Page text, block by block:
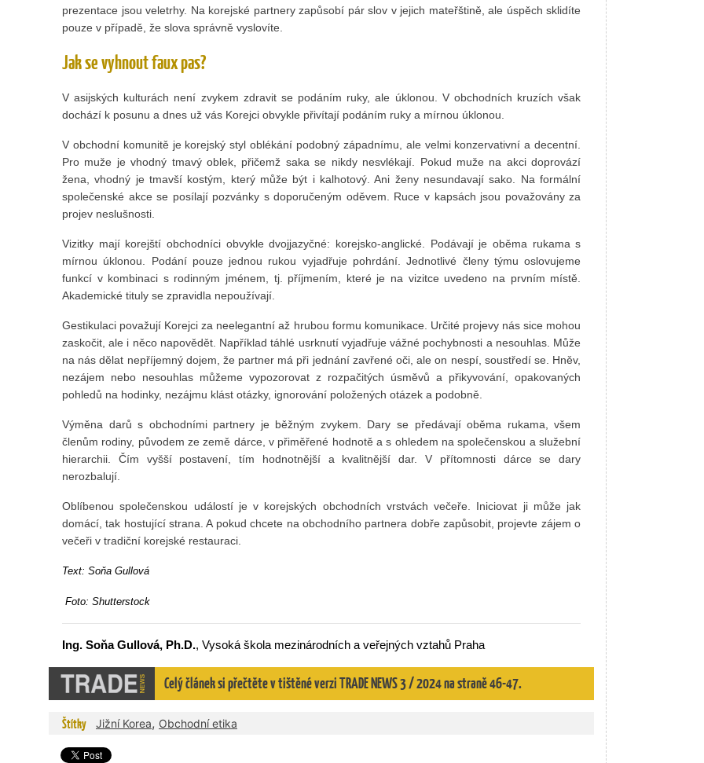
prezentace jsou veletrhy. Na korejské partnery zapůsobí pár slov v jejich mateřštině, ale úspěch sklidíte
pouze v případě, že slova správně vyslovíte.
Jak se vyhnout faux pas?
V asijských kulturách není zvykem zdravit se podáním ruky, ale úklonou. V obchodních kruzích však
dochází k posunu a dnes už vás Korejci obvykle přivítají podáním ruky a mírnou úklonou.
V obchodní komunitě je korejský styl oblékání podobný západnímu, ale velmi konzervativní a decentní.
Pro muže je vhodný tmavý oblek, přičemž saka se nikdy nesvlékají. Pokud muže na akci doprovází
žena, vhodný je tmavší kostým, který může být i kalhotový. Ani ženy nesundavají sako. Na formální
společenské akce se posílají pozvánky s doporučeným oděvem. Ruce v kapsách jsou považovány za
projev neslušnosti.
Vizitky mají korejští obchodníci obvykle dvojjazyčné: korejsko-anglické. Podávají je oběma rukama s
mírnou úklonou. Podání pouze jednou rukou vyjadřuje pohrdání. Jednotlivé členy týmu oslovujeme
funkcí v kombinaci s rodinným jménem, tj. příjmením, které je na vizitce uvedeno na prvním místě.
Akademické tituly se zpravidla nepoužívají.
Gestikulaci považují Korejci za neelegantní až hrubou formu komunikace. Určité projevy nás sice mohou
zaskočit, ale i něco napovědět. Například táhlé usrknutí vyjadřuje vážné pochybnosti a nesouhlas. Může
na nás dělat nepříjemný dojem, že partner má při jednání zavřené oči, ale on nespí, soustředí se. Hněv,
nezájem nebo nesouhlas můžeme vypozorovat z rozpačitých úsměvů a přikyvování, opakovaných
pohledů na hodinky, nezájmu klást otázky, ignorování položených otázek a podobně.
Výměna darů s obchodními partnery je běžným zvykem. Dary se předávají oběma rukama, všem
členům rodiny, původem ze země dárce, v přiměřené hodnotě a s ohledem na společenskou a služební
hierarchii. Čím vyšší postavení, tím hodnotnější a kvalitnější dar. V přítomnosti dárce se dary
nerozbalují.
Oblíbenou společenskou událostí je v korejských obchodních vrstvách večeře. Iniciovat ji může jak
domácí, tak hostující strana. A pokud chcete na obchodního partnera dobře zapůsobit, projevte zájem o
večeři v tradiční korejské restauraci.
Text: Soňa Gullová
Foto: Shutterstock
Ing. Soňa Gullová, Ph.D., Vysoká škola mezinárodních a veřejných vztahů Praha
Celý článek si přečtěte v tištěné verzi TRADE NEWS 3 / 2024 na straně 46-47.
Štítky Jižní Korea, Obchodní etika